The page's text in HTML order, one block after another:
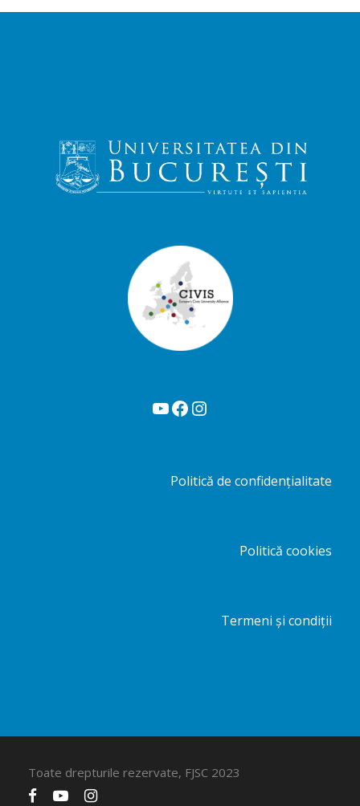
YouTube Facebook Instagram
Politică de confidențialitate
Politică cookies
Termeni și condiții
Toate drepturile rezervate, FJSC 2023